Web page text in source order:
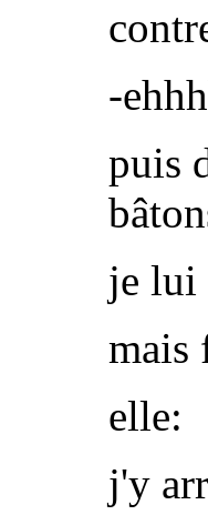
-
puis
je lui
mais
elle:
j'y